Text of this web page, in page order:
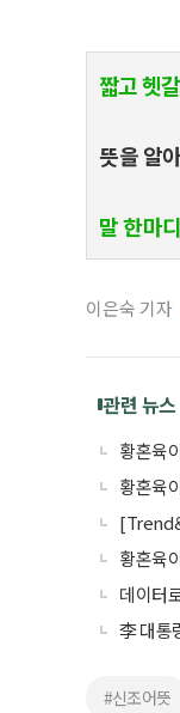
짧고 헷
뜻을 알
말 한마
이은숙 기자
관련 뉴스
황혼육
황혼육
황혼육
데이터
李 대통
#신조어뜻